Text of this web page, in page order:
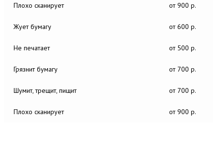
Плохо сканирует от 900 р.
Жует бумагу от 600 р.
Не печатает от 500 р.
Грязнит бумагу от 700 р.
Шумит, трещит, пищит от 700 р.
Плохо сканирует от 900 р.